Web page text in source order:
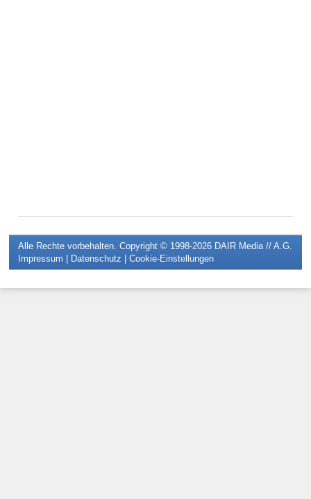
Alle Rechte vorbehalten. Copyright © 1998-2026 DAIR Media // A.G.
Impressum | Datenschutz | Cookie-Einstellungen